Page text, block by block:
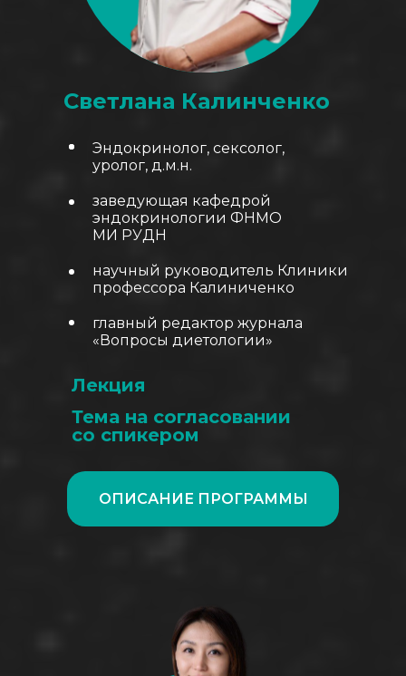
Тема на согласовании
со спикером
Светлана Калинченко
Лекция
Эндокринолог, сексолог,
уролог, д.м.н.
заведующая кафедрой
эндокринологии ФНМО
МИ РУДН
научный руководитель Клиники
профессора Калиниченко
главный редактор журнала
«Вопросы диетологии»
ОПИСАНИЕ ПРОГРАММЫ